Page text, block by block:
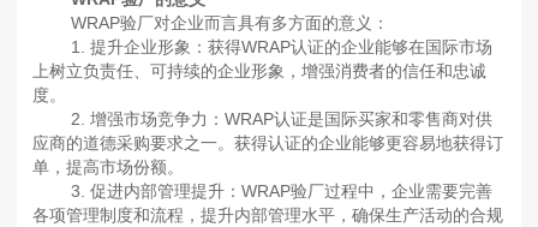
WRAP验厂对企业而言具有多方面的意义：
1. 提升企业形象：获得WRAP认证的企业能够在国际市场
上树立负责任、可持续的企业形象，增强消费者的信任和忠诚
度。
2. 增强市场竞争力：WRAP认证是国际买家和零售商对供
应商的道德采购要求之一。获得认证的企业能够更容易地获得订
单，提高市场份额。
3. 促进内部管理提升：WRAP验厂过程中，企业需要完善
各项管理制度和流程，提升内部管理水平，确保生产活动的合规